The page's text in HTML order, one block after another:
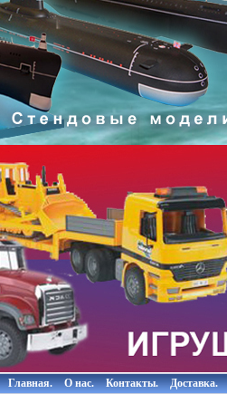
Главная. О нас. Контакты. Доставка.